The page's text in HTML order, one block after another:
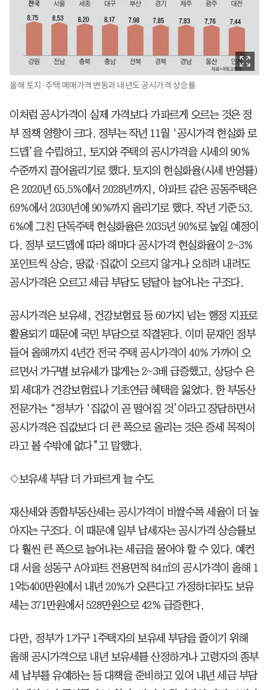
올해 토지·주택 매매가격 변동과 내년도 공시가격 상승률
이처럼 공시가격이 실제 가격보다 가파르게 오르는 것은 정
부 정책 영향이 크다. 정부는 작년 11월 ‘공시가격 현실화 로
드맵’을 수립하고, 토지와 주택의 공시가격을 시세의 90%
수준까지 끌어올리기로 했다. 토지의 현실화율(시세 반영률)
은 2020년 65.5%에서 2028년까지, 아파트 같은 공동주택은
69%에서 2030년에 90%까지 올리기로 했다. 작년 기준 53.
6%에 그친 단독주택 현실화율은 2035년 90%로 높일 예정이
다. 정부 로드맵에 따라 해마다 공시가격 현실화율이 2~3%
포인트씩 상승, 땅값·집값이 오르지 않거나 오히려 내려도
공시가격은 오르고 세금 부담도 덩달아 늘어나는 구조다.
공시가격은 보유세, 건강보험료 등 60가지 넘는 행정 지표로
활용되기 때문에 국민 부담으로 직결된다. 이미 문재인 정부
들어 올해까지 4년간 전국 주택 공시가격이 40% 가까이 오
르면서 가구별 보유세가 많게는 2~3배 급증했고, 상당수 은
퇴 세대가 건강보험료나 기초연금 혜택을 잃었다. 한 부동산
전문가는 “정부가 ‘집값이 곧 떨어질 것’이라고 장담하면서
공시가격은 집값보다 더 큰 폭으로 올리는 것은 증세 목적이
라고 볼 수밖에 없다”고 말했다.
◇보유세 부담 더 가파르게 늘 수도
재산세와 종합부동산세는 공시가격이 비쌀수록 세율이 더 높
아지는 구조다. 이 때문에 일부 납세자는 공시가격 상승률보
다 훨씬 큰 폭으로 늘어나는 세금을 물어야 할 수 있다. 예컨
대 서울 성동구 A아파트 전용면적 84㎡의 공시가격이 올해 1
1억5400만원에서 내년 20%가 오른다고 가정하더라도 보유
세는 371만원에서 528만원으로 42% 급증한다.
다만, 정부가 1가구 1주택자의 보유세 부담을 줄이기 위해
올해 공시가격으로 내년 보유세를 산정하거나 고령자의 종부
세 납부를 유예하는 등 대책을 준비하고 있어 내년 세금 부담